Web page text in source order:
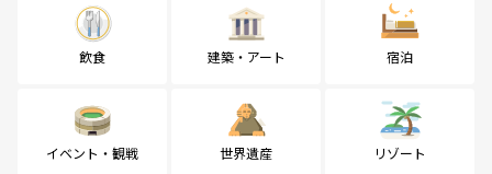
飲食 建築・アート 宿泊
イベント・観戦 世界遺産 リゾート